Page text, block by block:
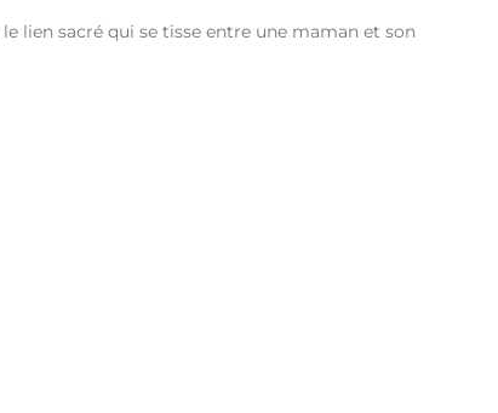
lien sacré qui se tisse entre une maman et son